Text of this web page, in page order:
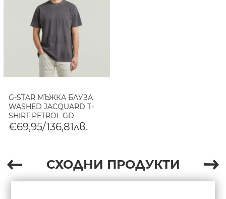
G-STAR МЪЖКА БЛУЗА
WASHED JACQUARD T-
SHIRT PETROL GD
€69,95/136,81лв.
СХОДНИ ПРОДУКТИ